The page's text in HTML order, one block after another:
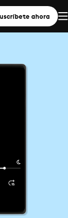
ahora